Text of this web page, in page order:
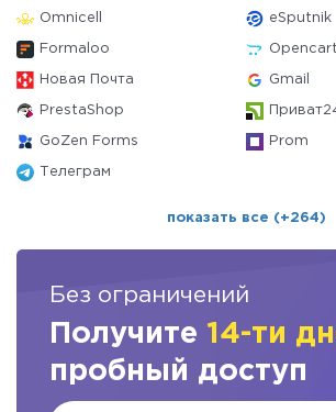
Omnicell eSputnik
Formaloo Opencart
Новая Почта Gmail
PrestaShop
GoZen Forms Prom
Телеграм
показать все (+264)
Без ограничений
Получите 14-ти
пробный доступ